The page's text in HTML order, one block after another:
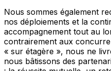
Nous sommes également
nos déploiements et la
accompagnement tout au
contrairement aux
« sur étagère », nous ne
nous bâtissons des